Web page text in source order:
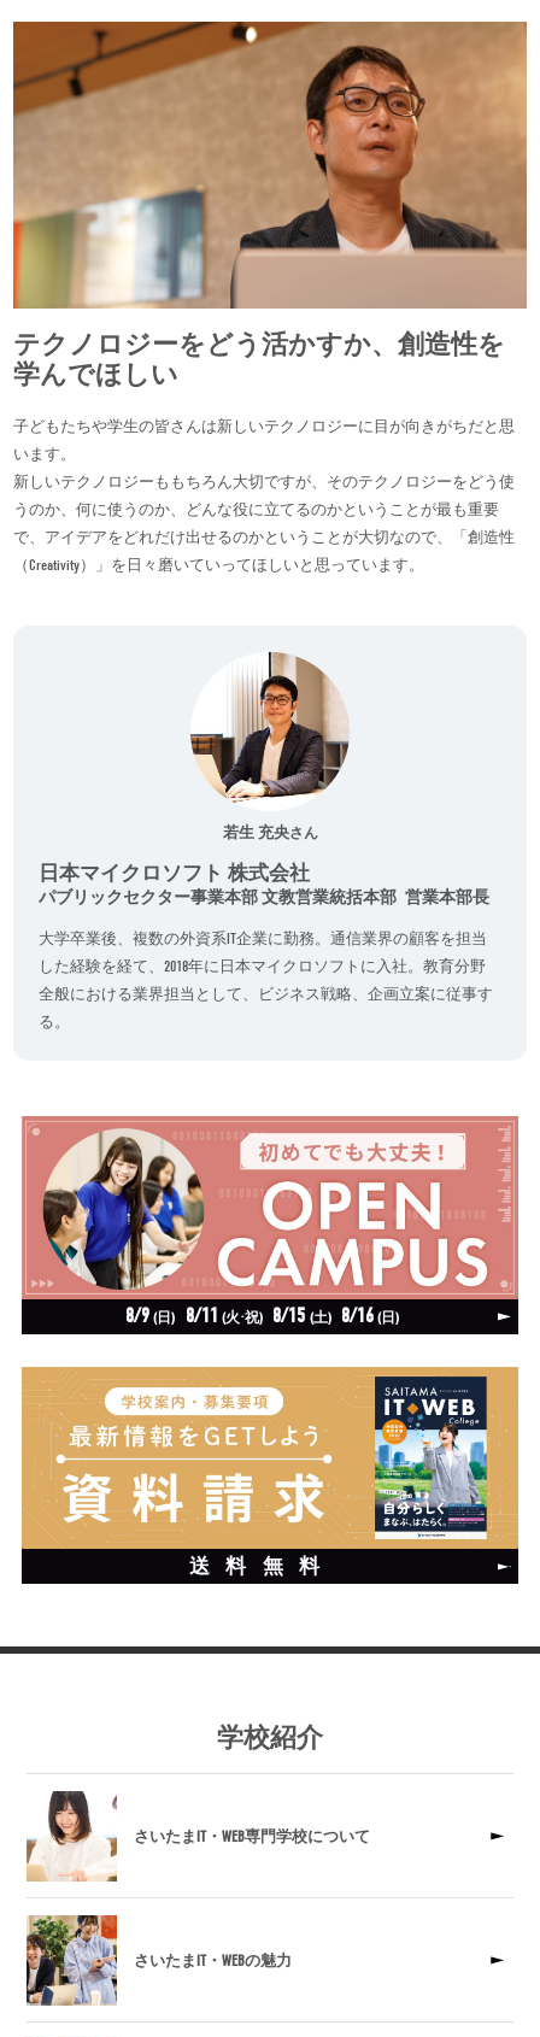
テクノロジーをどう活かすか、創造性を
学んでほしい
子どもたちや学生の皆さんは新しいテクノロジーに目が向きがちだと思
います。
新しいテクノロジーももちろん大切ですが、そのテクノロジーをどう使
うのか、何に使うのか、どんな役に立てるのかということが最も重要
で、アイデアをどれだけ出せるのかということが大切なので、「創造性
（Creativity）」を日々磨いていってほしいと思っています。
若生 充央さん
日本マイクロソフト 株式会社
パブリックセクター事業本部 文教営業統括本部 営業本部長
大学卒業後、複数の外資系IT企業に勤務。通信業界の顧客を担当
した経験を経て、2018年に日本マイクロソフトに入社。教育分野
全般における業界担当として、ビジネス戦略、企画立案に従事す
る。
8/9 (日) 8/11 (火·祝) 8/15 (土) 8/16 (日)
送料無料
学校紹介
さいたまIT・WEB専門学校について
さいたまIT・WEBの魅力